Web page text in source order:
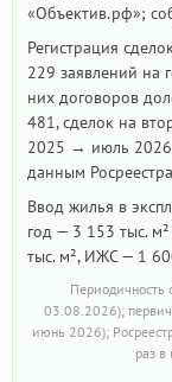
«Объектив.рф»;
Регистрация
229 заявлений на
них договоров
481, сделок на
2025 → июль
данным
Ввод жилья в
год — 3 153 тыс. м²
тыс. м², ИЖС — 1
Периодичность
03.08.2026);
июнь 2026);
раз в